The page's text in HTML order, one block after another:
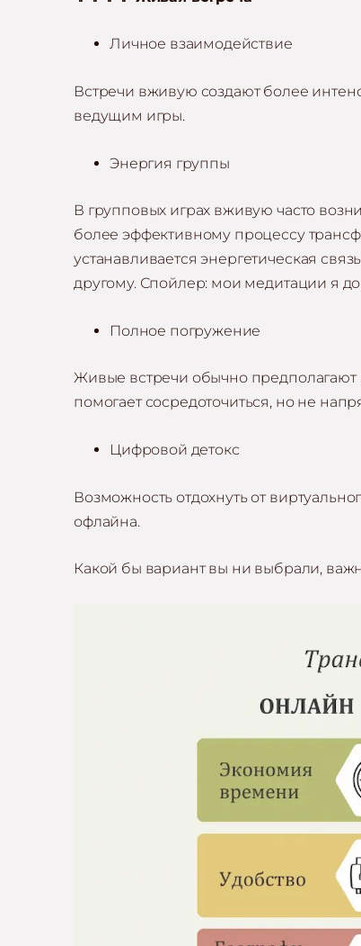
Личное взаимодействие
Встречи вживую создают более
ведущим игры.
Энергия группы
В групповых играх вживую часто
более эффективному процессу
устанавливается энергетическая
другому. Спойлер: мои медитации я
Полное погружение
Живые встречи обычно предполагают
помогает сосредоточиться, но не
Цифровой детокс
Возможность отдохнуть от
офлайна.
Какой бы вариант вы ни выбрали,